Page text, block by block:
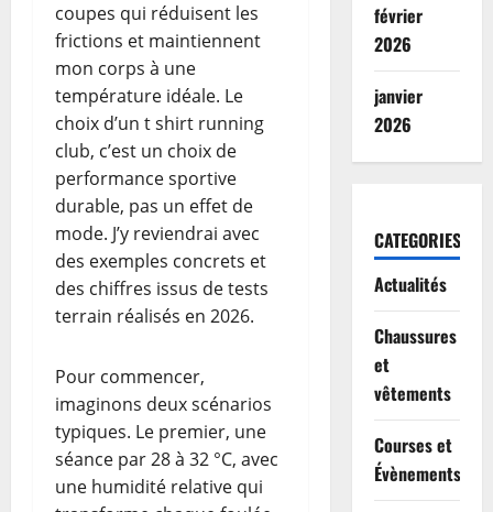
coupes qui réduisent les
frictions et maintiennent
mon corps à une
température idéale. Le
choix d’un t shirt running
club, c’est un choix de
performance sportive
durable, pas un effet de
mode. J’y reviendrai avec
des exemples concrets et
des chiffres issus de tests
terrain réalisés en 2026.
Pour commencer,
imaginons deux scénarios
typiques. Le premier, une
séance par 28 à 32 °C, avec
une humidité relative qui
février
2026
janvier
2026
CATEGORIES
Actualités
Chaussures
et
vêtements
Courses et
Évènements